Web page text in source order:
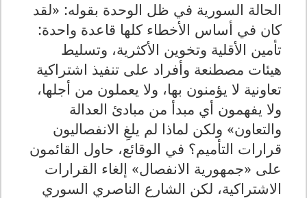
الحالة السورية في ظل الوحدة بقوله: «لقد
كان في أساس الأخطاء كلها قاعدة واحدة:
تأمين الأقلية وتخوين الأكثرية، وتسليط
هيئات مصطنعة وأفراد على تنفيذ اشتراكية
تعاونية لا يؤمنون بها، ولا يعملون من أجلها،
ولا يفهمون أي مبدأ من مبادئ العدالة
والتعاون» ولكن لماذا لم يلغِ الانفصاليون
قرارات التأميم؟ في الوقائع، حاول القائمون
على «جمهورية الانفصال» إلغاء القرارات
الاشتراكية، لكن الشارع الناصري السوري